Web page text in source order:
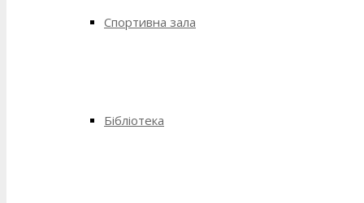
Спортивна зала
Бібліотека